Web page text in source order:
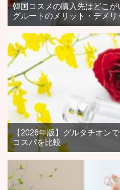
韓国コスメの購入先はどこ
グルートのメリット・デメリ
【2026年版】グルタチオン
コスパを比較